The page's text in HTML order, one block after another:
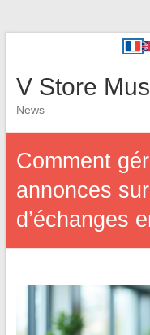
V Store
News
Comment
annonces
d’échanges